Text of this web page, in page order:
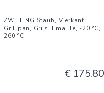
ZWILLING Staub, Vierkant,
Grillpan, Grijs, Emaille, -20 °C,
260 °C
€ 175,80